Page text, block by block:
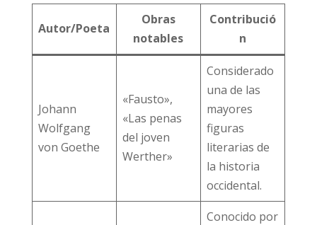
Autor/Poeta
Obras
notables
Contribució
n
Johann
Wolfgang
von Goethe
«Fausto»,
«Las penas
del joven
Werther»
Considerado
una de las
mayores
figuras
literarias de
la historia
occidental.
Conocido por